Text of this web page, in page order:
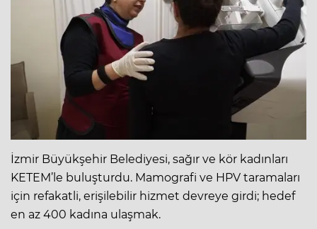
İzmir Büyükşehir Belediyesi, sağır ve kör kadınları
KETEM’le buluşturdu. Mamografi ve HPV taramaları
için refakatli, erişilebilir hizmet devreye girdi; hedef
en az 400 kadına ulaşmak.